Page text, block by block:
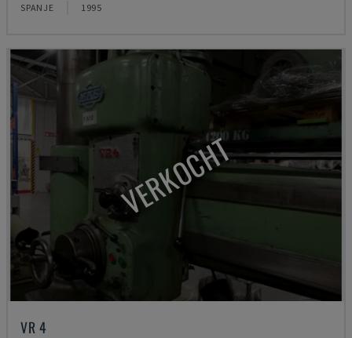
SPANJE 1995
VERKOCHT
VR 4